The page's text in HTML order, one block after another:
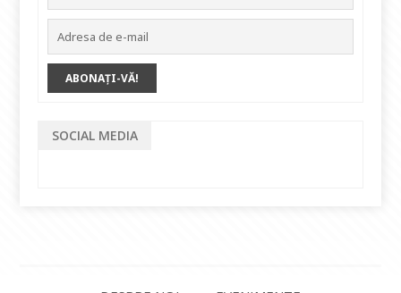
SOCIAL MEDIA